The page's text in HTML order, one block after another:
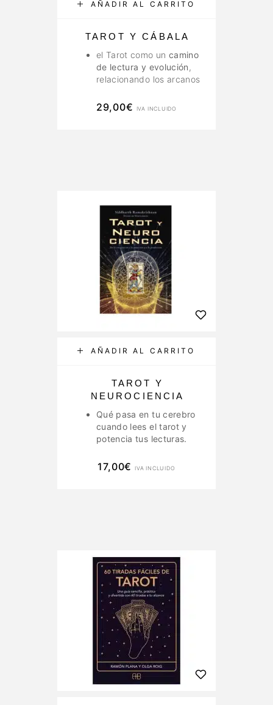
AÑADIR AL CARRITO
TAROT Y CÁBALA
el Tarot como un camino
de lectura y evolución ,
relacionando los arcanos
Árbol de la Vida
29,00€ IVA INCLUIDO
AÑADIR AL CARRITO
TAROT Y
NEUROCIENCIA
Qué pasa en tu cerebro
cuando lees el tarot y
potencia tus lecturas.
17,00€ IVA INCLUIDO